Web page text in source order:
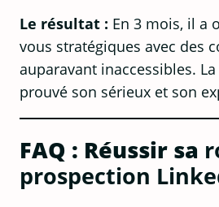
Le résultat : En 3 mois, il a
vous stratégiques avec des
auparavant inaccessibles.
prouvé son sérieux et son
FAQ : Réussir sa
prospection